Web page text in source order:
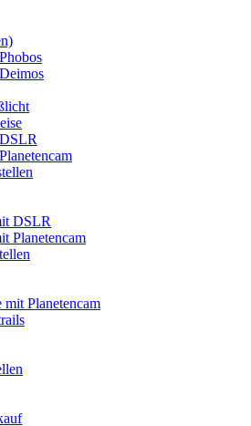
DSLR
Planetencam
mit Planetencam